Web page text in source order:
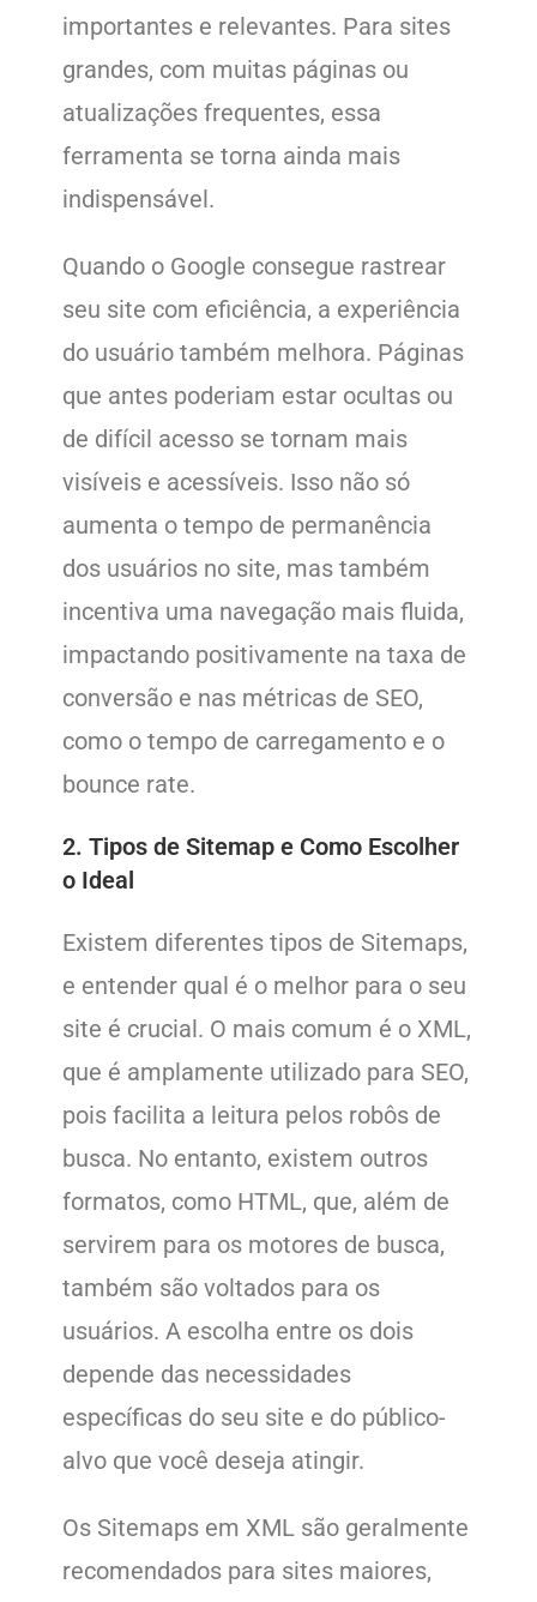
importantes e relevantes. Para sites
grandes, com muitas páginas ou
atualizações frequentes, essa
ferramenta se torna ainda mais
indispensável.
Quando o Google consegue rastrear
seu site com eficiência, a experiência
do usuário também melhora. Páginas
que antes poderiam estar ocultas ou
de difícil acesso se tornam mais
visíveis e acessíveis. Isso não só
aumenta o tempo de permanência
dos usuários no site, mas também
incentiva uma navegação mais fluida,
impactando positivamente na taxa de
conversão e nas métricas de SEO,
como o tempo de carregamento e o
bounce rate.
2. Tipos de Sitemap e Como Escolher
o Ideal
Existem diferentes tipos de Sitemaps,
e entender qual é o melhor para o seu
site é crucial. O mais comum é o XML,
que é amplamente utilizado para SEO,
pois facilita a leitura pelos robôs de
busca. No entanto, existem outros
formatos, como HTML, que, além de
servirem para os motores de busca,
também são voltados para os
usuários. A escolha entre os dois
depende das necessidades
específicas do seu site e do público-
alvo que você deseja atingir.
Os Sitemaps em XML são geralmente
recomendados para sites maiores,